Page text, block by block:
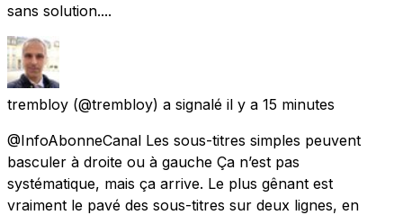
sans solution....
trembloy (@trembloy) a signalé il y a 15 minutes
@InfoAbonneCanal Les sous-titres simples peuvent
basculer à droite ou à gauche Ça n’est pas
systématique, mais ça arrive. Le plus gênant est
vraiment le pavé des sous-titres sur deux lignes, en